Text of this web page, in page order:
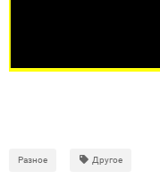
Разное Другое